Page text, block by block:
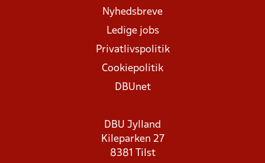
Nyhedsbreve
Ledige jobs
Privatlivspolitik
Cookiepolitik
DBUnet
DBU Jylland
Kileparken 27
8381 Tilst